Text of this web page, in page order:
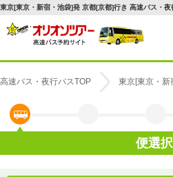
東京[東京・新宿・池袋]発 京都[京都]行き 高速バス・
高速バス・夜行バスTOP 東京[東京・新
便選択